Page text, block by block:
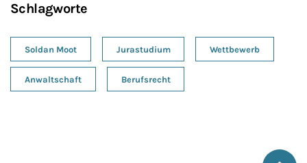
Schlagworte
Soldan Moot Jurastudium Wettbewerb
Anwaltschaft Berufsrecht